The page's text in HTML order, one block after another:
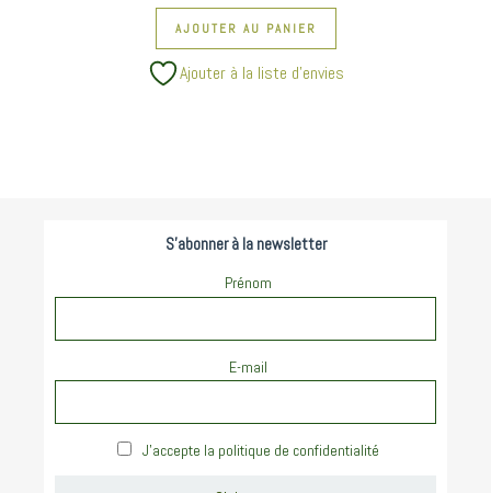
AJOUTER AU PANIER
Ajouter à la liste d’envies
S'abonner à la newsletter
Prénom
E-mail
J'accepte la politique de confidentialité